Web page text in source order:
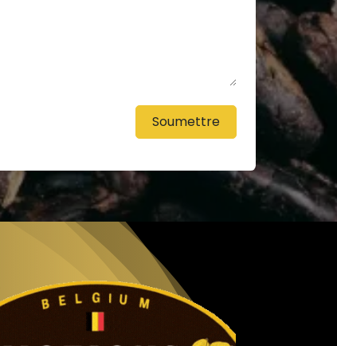
Soumettre